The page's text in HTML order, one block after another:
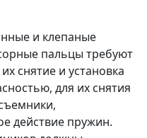
и клепаные
пальцы требуют
снятие и установка
для их снятия
действие пружин.